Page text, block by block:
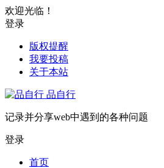
欢迎光临！
登录
版权提醒
我要投稿
关于本站
品自行
记录并分享web中遇到的各种问题
登录
首页